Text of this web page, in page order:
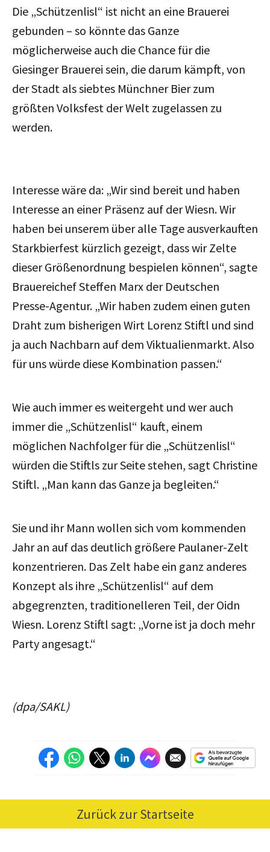
Die „Schützenlisl“ ist nicht an eine Brauerei
gebunden – so könnte das Ganze
möglicherweise auch die Chance für die
Giesinger Brauerei sein, die darum kämpft, von
der Stadt als siebtes Münchner Bier zum
größten Volksfest der Welt zugelassen zu
werden.
Interesse wäre da: „Wir sind bereit und haben
Interesse an einer Präsenz auf der Wiesn. Wir
haben bei unserem über alle Tage ausverkauften
Starkbierfest kürzlich gezeigt, dass wir Zelte
dieser Größenordnung bespielen können“, sagte
Brauereichef Steffen Marx der Deutschen
Presse-Agentur. „Wir haben zudem einen guten
Draht zum bisherigen Wirt Lorenz Stiftl und sind
ja auch Nachbarn auf dem Viktualienmarkt. Also
für uns würde diese Kombination passen.“
Wie auch immer es weitergeht und wer auch
immer die „Schützenlisl“ kauft, einem
möglichen Nachfolger für die „Schützenlisl“
würden die Stiftls zur Seite stehen, sagt Christine
Stiftl. „Man kann das Ganze ja begleiten.“
Sie und ihr Mann wollen sich vom kommenden
Jahr an auf das deutlich größere Paulaner-Zelt
konzentrieren. Das Zelt habe ein ganz anderes
Konzept als ihre „Schützenlisl“ auf dem
abgegrenzten, traditionelleren Teil, der Oidn
Wiesn. Lorenz Stiftl sagt: „Vorne ist ja doch mehr
Party angesagt.“
(dpa/SAKL)
Zurück zur Startseite